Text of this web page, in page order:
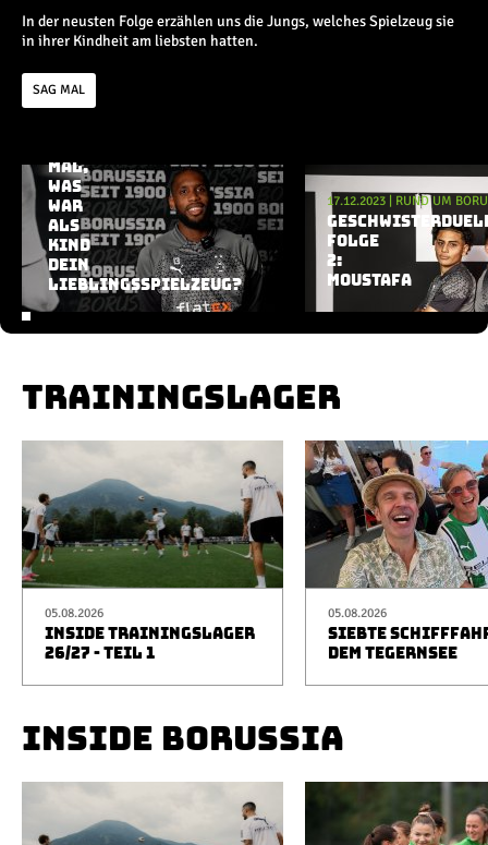
Europa League
Testspiele
News
Interviews
Pressekonferenzen
Rund um Borussia
Trainingslager
Buntes
In der neusten Folge erzählen uns die Jungs, welches Spielzeug sie
in ihrer Kindheit am liebsten hatten.
SAG MAL
Aktuelle Playlist
MAL,
WAS
WAR
ALS
KIND
DEIN
LIEBLINGSSPIELZEUG?
17.12.2023 RUND UM
FOLGE
2:
MOUSTAFA
TRAININGSLAGER
05.08.2026
INSIDE TRAININGSLAGER
26/27 - TEIL 1
05.08.2026
SIEBTE
DEM TEGERNSEE
INSIDE BORUSSIA